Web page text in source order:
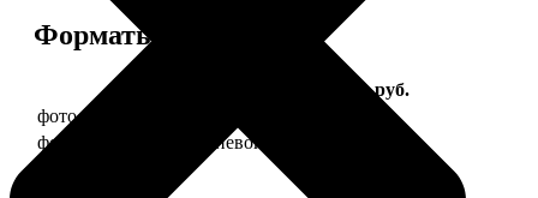
Форматы и цены
Цена, руб.
фото 10х15 в деревянной рамке
фото 10х15 в алюминиевой рамке